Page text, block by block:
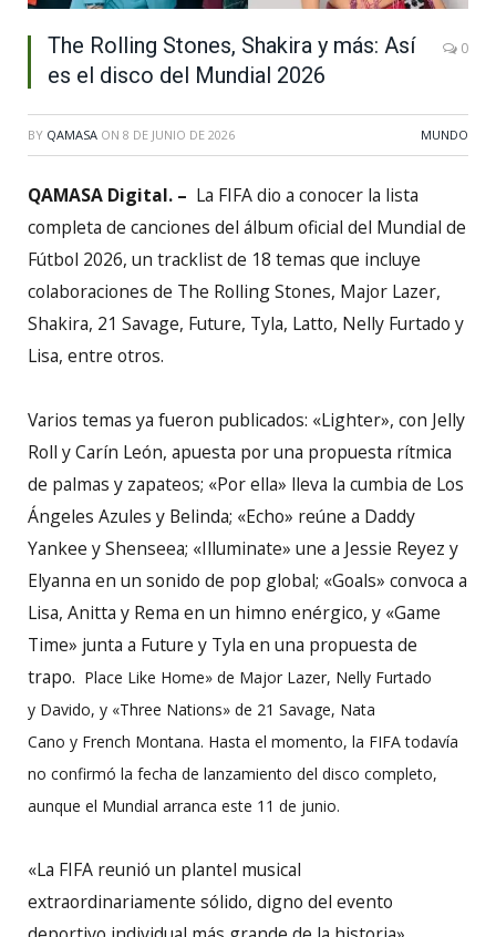
The Rolling Stones, Shakira y más: Así
es el disco del Mundial 2026
0
BY QAMASA ON 8 DE JUNIO DE 2026 MUNDO
QAMASA Digital. – La FIFA dio a conocer la lista
completa de canciones del álbum oficial del Mundial de
Fútbol 2026, un tracklist de 18 temas que incluye
colaboraciones de The Rolling Stones, Major Lazer,
Shakira, 21 Savage, Future, Tyla, Latto, Nelly Furtado y
Lisa, entre otros.
Varios temas ya fueron publicados: «Lighter», con Jelly
Roll y Carín León, apuesta por una propuesta rítmica
de palmas y zapateos; «Por ella» lleva la cumbia de Los
Ángeles Azules y Belinda; «Echo» reúne a Daddy
Yankee y Shenseea; «Illuminate» une a Jessie Reyez y
Elyanna en un sonido de pop global; «Goals» convoca a
Lisa, Anitta y Rema en un himno enérgico, y «Game
Time» junta a Future y Tyla en una propuesta de
trapo. Place Like Home» de Major Lazer, Nelly Furtado
y Davido, y «Three Nations» de 21 Savage, Nata
Cano y French Montana. Hasta el momento, la FIFA todavía
no confirmó la fecha de lanzamiento del disco completo,
aunque el Mundial arranca este 11 de junio.
«La FIFA reunió un plantel musical
extraordinariamente sólido, digno del evento